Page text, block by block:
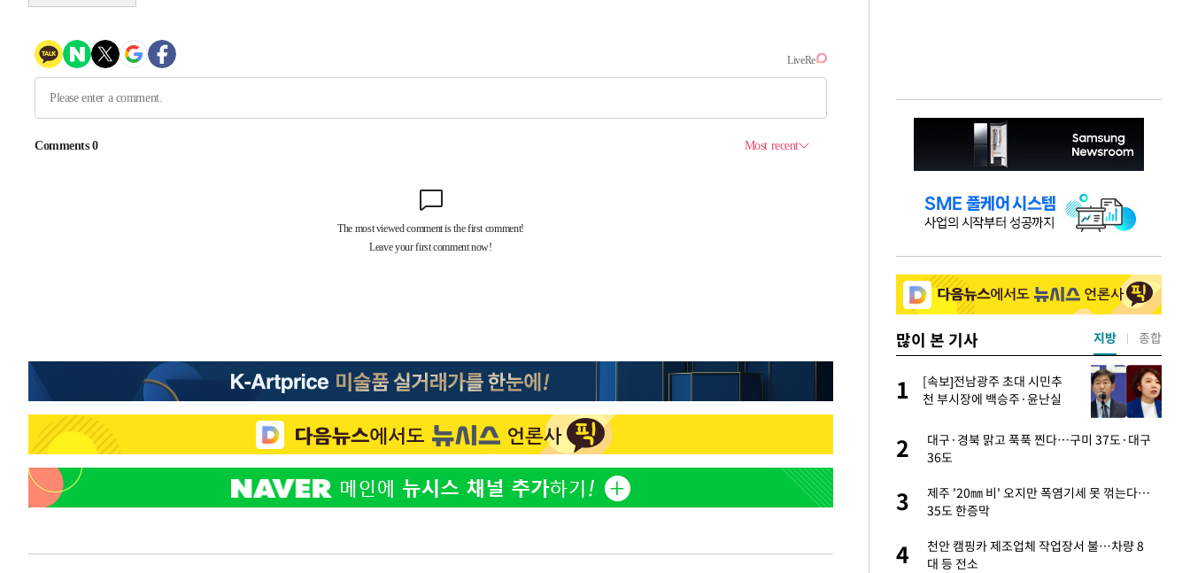
-31467초 전 >[속보]산업장관 "李정부, 원전 반대 안해…안정 전력 위해 불가피"
-30164초 전 >[속보]경찰, '홍명보 선임 논란' 대한축구협회·축구회관 등 압수수
색
-29551초 전 >[속보]산업장관 "美무역법 제301조 과잉생산 결과 발표 8월 중 예
상
-29344초 전 >
서울 낮 39도 '폭염중대경보'…40도 관측 가능성도
미 워싱턴주 스포캔 시의 통제불능 3개 산불, 방화선 일부 구축
많이 본 기사
정웅인 첫째 딸, 연기자 지
망…또 배우 꿈꾸는 스타 2세
2
1000대 보급 추진
3
'첫 주연' 정준원 "심판대 올라…많이 걱정
돼"
4
1
[속보]전남광주 초대 시민추
천 부시장에 백승주·윤난실
2
대구·경북 맑고 푹푹 찐다…구미 37도·대구
36도
3
제주 '20㎜ 비' 오지만 폭염기세 못 꺾는다…
35도 한증막
4
천안 캠핑카 제조업체 작업장서 불…차량 8
대 등 전소
지방 종합